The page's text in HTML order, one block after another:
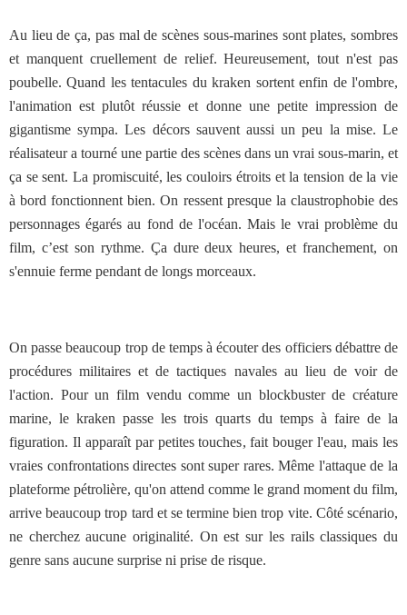
Au lieu de ça, pas mal de scènes sous-marines sont plates, sombres
et manquent cruellement de relief. Heureusement, tout n'est pas
poubelle. Quand les tentacules du kraken sortent enfin de l'ombre,
l'animation est plutôt réussie et donne une petite impression de
gigantisme sympa. Les décors sauvent aussi un peu la mise. Le
réalisateur a tourné une partie des scènes dans un vrai sous-marin, et
ça se sent. La promiscuité, les couloirs étroits et la tension de la vie
à bord fonctionnent bien. On ressent presque la claustrophobie des
personnages égarés au fond de l'océan. Mais le vrai problème du
film, c’est son rythme. Ça dure deux heures, et franchement, on
s'ennuie ferme pendant de longs morceaux.
On passe beaucoup trop de temps à écouter des officiers débattre de
procédures militaires et de tactiques navales au lieu de voir de
l'action. Pour un film vendu comme un blockbuster de créature
marine, le kraken passe les trois quarts du temps à faire de la
figuration. Il apparaît par petites touches, fait bouger l'eau, mais les
vraies confrontations directes sont super rares. Même l'attaque de la
plateforme pétrolière, qu'on attend comme le grand moment du film,
arrive beaucoup trop tard et se termine bien trop vite. Côté scénario,
ne cherchez aucune originalité. On est sur les rails classiques du
genre sans aucune surprise ni prise de risque.